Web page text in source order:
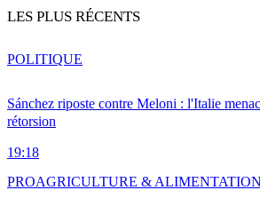
LES PLUS RÉCENTS
Sánchez riposte contre Meloni : l'Italie
rétorsion
19:18
POLITIQUE
PROAGRICULTURE & ALIMENTATION